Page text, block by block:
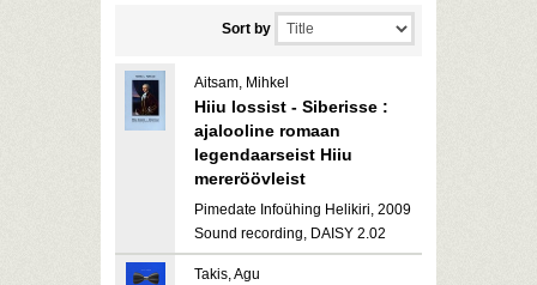
Sort by
Aitsam, Mihkel
Hiiu lossist - Siberisse :
ajalooline romaan
legendaarseist Hiiu
mereröövleist
Pimedate Infoühing Helikiri, 2009
Sound recording, DAISY 2.02
Takis, Agu